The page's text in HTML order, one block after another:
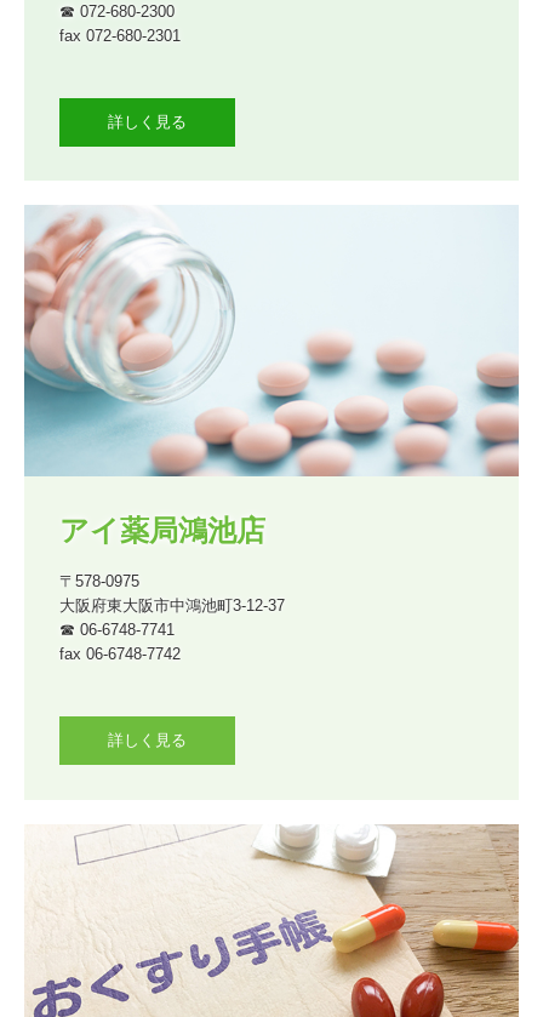
☎ 072-680-2300
fax 072-680-2301
詳しく見る
アイ薬局鴻池店
〒578-0975
大阪府東大阪市中鴻池町3-12-37
☎ 06-6748-7741
fax 06-6748-7742
詳しく見る